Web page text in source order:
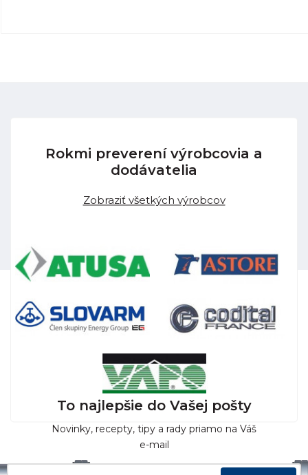
Rokmi preverení výrobcovia a
dodávatelia
Zobraziť všetkých výrobcov
To najlepšie do Vašej pošty
Novinky, recepty, tipy a rady priamo na Váš
e-mail